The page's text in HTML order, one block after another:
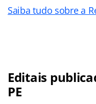
Saiba tudo sobre a
Editais
PE